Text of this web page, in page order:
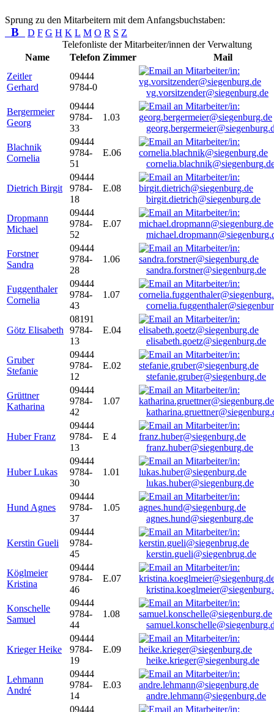
Sprung zu den Mitarbeitern mit dem Anfangsbuchstaben:
B D F G H K L M O R S Z
Telefonliste der Mitarbeiter/innen der Verwaltung
Name
Telefon Zimmer
Mail
Zeitler
Gerhard
09444
9784-0
vg.vorsitzender@siegenburg.de
Bergermeier
Georg
09444
9784-
33
1.03
Blachnik
Cornelia
09444
9784-
51
E.06
Dietrich Birgit
09444
9784-
18
E.08
birgit.dietrich@siegenburg.de
Dropmann
Michael
09444
9784-
52
E.07
Forstner
Sandra
09444
9784-
28
1.06
sandra.forstner@siegenburg.de
Fuggenthaler
Cornelia
09444
9784-
43
1.07
Götz Elisabeth
08191
9784-
13
E.04
elisabeth.goetz@siegenburg.de
Gruber
Stefanie
09444
9784-
12
E.02
stefanie.gruber@siegenburg.de
Grüttner
Katharina
09444
9784-
42
1.07
Huber Franz
09444
9784-
13
E 4
franz.huber@siegenburg.de
Huber Lukas
09444
9784-
30
1.01
lukas.huber@siegenburg.de
Hund Agnes
09444
9784-
37
1.05
agnes.hund@siegenburg.de
Kerstin Gueli
09444
9784-
45
kerstin.gueli@siegenbrug.de
Köglmeier
Kristina
09444
9784-
46
E.07
Konschelle
Samuel
09444
9784-
44
1.08
Krieger Heike
09444
9784-
19
E.09
heike.krieger@siegenburg.de
Lehmann
André
09444
9784-
14
E.03
andre.lehmann@siegenburg.de
09444